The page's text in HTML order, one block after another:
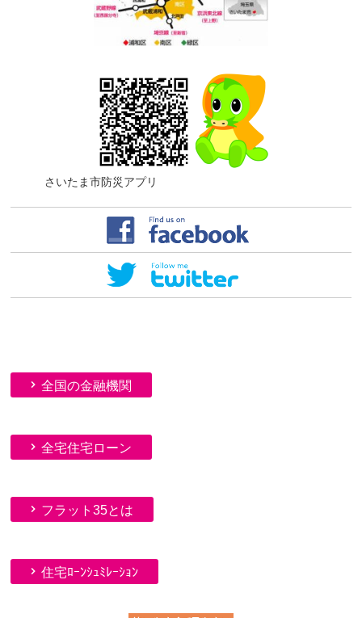
さいたま市防災アプリ
全国の金融機関
全宅住宅ローン
フラット35とは
住宅ﾛｰﾝｼｭﾐﾚｰｼｮﾝ